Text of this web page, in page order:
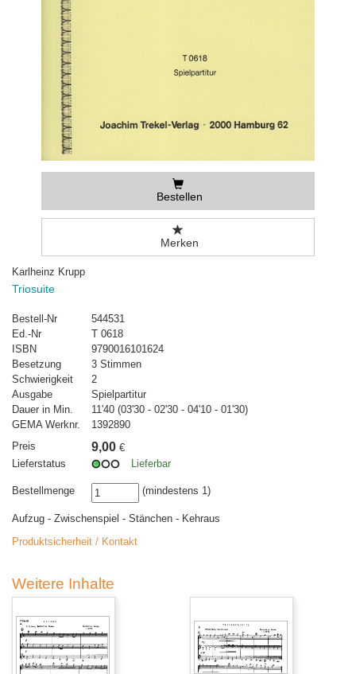
Bestellen
Merken
Karlheinz Krupp
Triosuite
Bestell-Nr
544531
Ed.-Nr
T 0618
ISBN
9790016101624
Besetzung
3 Stimmen
Schwierigkeit
2
Ausgabe
Spielpartitur
Dauer in Min.
11'40 (03'30 - 02'30 - 04'10 - 01'30)
GEMA Werknr.
1392890
Preis
9,00 €
Lieferstatus
Lieferbar
Bestellmenge (mindestens 1)
Aufzug - Zwischenspiel - Stänchen - Kehraus
Produktsicherheit / Kontakt
Weitere Inhalte